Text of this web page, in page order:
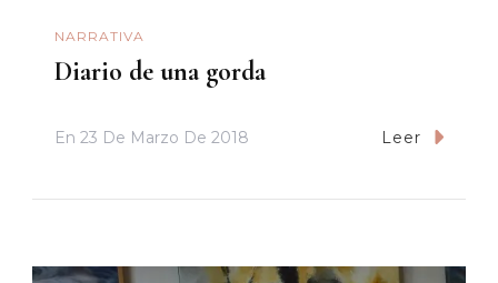
NARRATIVA
Diario de una gorda
En 23 De Marzo De 2018 Leer